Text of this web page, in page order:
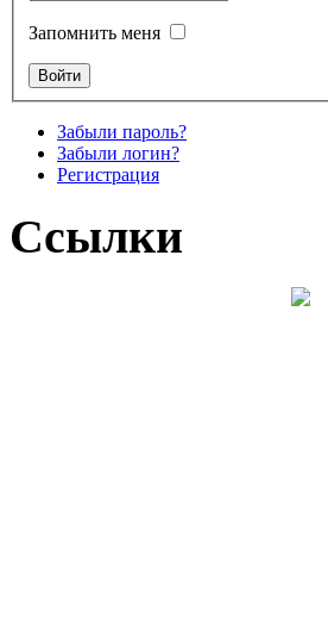
Запомнить меня
Забыли пароль?
Забыли логин?
Регистрация
Ссылки